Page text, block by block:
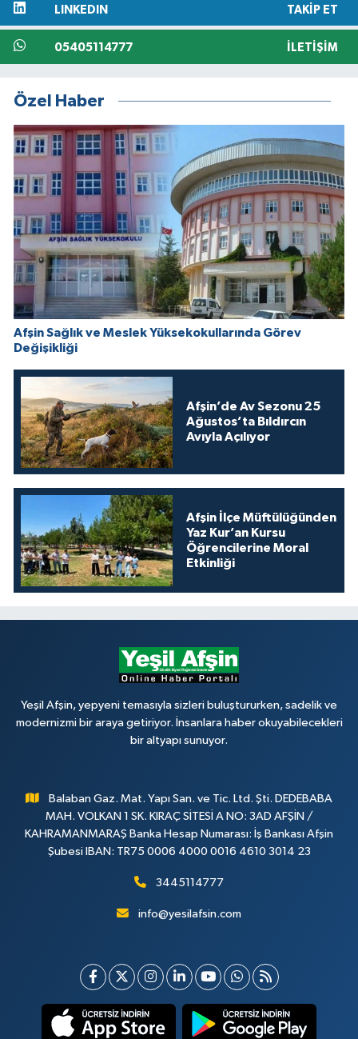
LINKEDIN TAKIP ET
05405114777 İLETIŞIM
Özel Haber
Afşin Sağlık ve Meslek Yüksekokullarında Görev
Değişikliği
Afşin’de Av Sezonu 25
Ağustos’ta Bıldırcın
Avıyla Açılıyor
Afşin İlçe Müftülüğünden
Yaz Kur’an Kursu
Öğrencilerine Moral
Etkinliği
Yeşil Afşin, yepyeni temasıyla sizleri buluştururken, sadelik ve
modernizmi bir araya getiriyor. İnsanlara haber okuyabilecekleri
bir altyapı sunuyor.
Balaban Gaz. Mat. Yapı San. ve Tic. Ltd. Şti. DEDEBABA
MAH. VOLKAN 1 SK. KIRAÇ SİTESİ A NO: 3AD AFŞİN /
KAHRAMANMARAŞ Banka Hesap Numarası: İş Bankası Afşin
Şubesi IBAN: TR75 0006 4000 0016 4610 3014 23
3445114777
info@yesilafsin.com